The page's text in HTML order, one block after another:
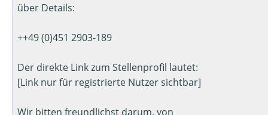
über Details:
++49 (0)451 2903-189
Der direkte Link zum Stellenprofil lautet:
[Link nur für registrierte Nutzer sichtbar]
Wir bitten freundlichst darum, von